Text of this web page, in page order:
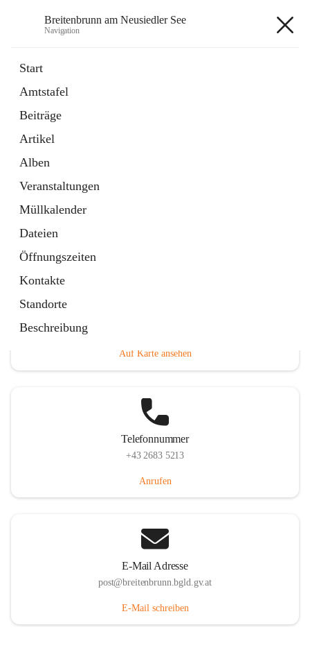
Breitenbrunn am Neusiedler See
Navigation
Start
Amtstafel
Beiträge
Artikel
Alben
Veranstaltungen
Müllkalender
Dateien
Öffnungszeiten
Kontakte
Standorte
Beschreibung
18 Schnellzugriffe
Gemeindeservice
Auf Karte ansehen
Telefonnummer
+43 2683 5213
Anrufen
E-Mail Adresse
post@breitenbrunn.bgld.gv.at
E-Mail schreiben